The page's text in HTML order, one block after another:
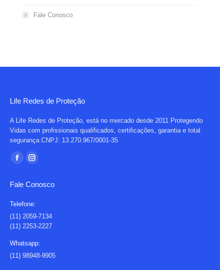
Fale Conosco
Life Redes de Proteção
A Life Redes de Proteção, está no mercado desde 2011 Protegendo
Vidas com profissionais qualificados, certificações, garantia e total
segurança.CNPJ: 13.270.967/0001-35
Encontre-nos em:
Facebook
opens
in
new
window
Instagram
opens
in
new
window
Fale Conosco
Telefone:
(11) 2059-7134
(11) 2253-2227
Whatsapp:
(11) 98948-9905